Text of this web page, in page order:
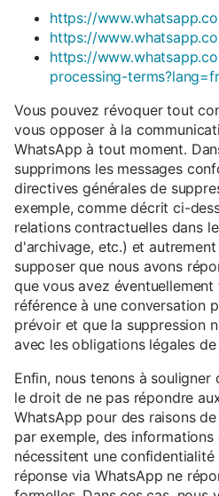
https://
https://
https://
processing-terms?lang=fr
Vous pouvez révoquer tout
vous opposer à la
WhatsApp à tout moment.
supprimons les messages
directives générales de
exemple, comme décrit ci-
relations contractuelles dans
d'archivage, etc.) et
supposer que nous avons
que vous avez éventuellement
référence à une conversation
prévoir et que la suppression
avec les obligations légales
Enfin, nous tenons à souligner
le droit de ne pas répondre
WhatsApp pour des raisons
par exemple, des
nécessitent une
réponse via WhatsApp ne